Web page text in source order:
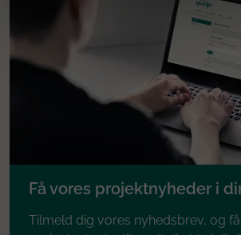
Få vores projektnyheder i
Tilmeld dig vores nyhedsbrev, og